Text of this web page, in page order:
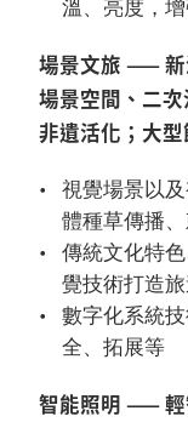
溫、亮度，增
場景文旅 —— 新
場景空間、二
非遺活化；大
視覺場景以
體種草傳播
傳統文化特
覺技術打造
數字化系統
全、拓展等
智能照明 —— 輕